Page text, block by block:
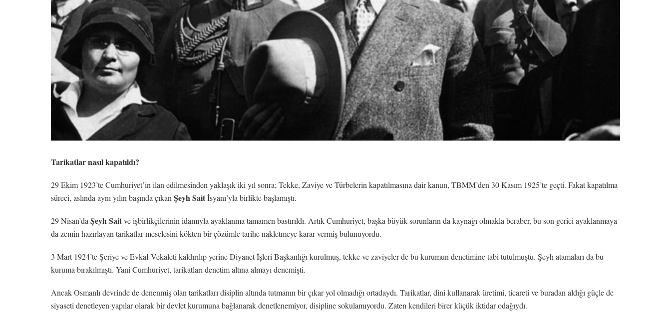
Tarikatlar nasıl kapatıldı?
29 Ekim 1923’te Cumhuriyet’in ilan edilmesinden yaklaşık iki yıl sonra; Tekke, Zaviye ve Türbelerin kapatılmasına dair kanun, TBMM’den 30 Kasım 1925’te geçti. Fakat kapatılma
süreci, aslında aynı yılın başında çıkan Şeyh Saitİsyanı’yla birlikte başlamıştı.
29 Nisan’da Şeyh Saitve işbirlikçilerinin idamıyla ayaklanma tamamen bastırıldı. Artık Cumhuriyet, başka büyük sorunların da kaynağı olmakla beraber, bu son gerici ayaklanmaya
da zemin hazırlayan tarikatlar meselesini kökten bir çözümle tarihe nakletmeye karar vermiş bulunuyordu.
3 Mart 1924’te Şeriye ve Evkaf Vekaleti kaldırılıp yerine Diyanet İşleri Başkanlığı kurulmuş, tekke ve zaviyeler de bu kurumun denetimine tabi tutulmuştu. Şeyh atamaları da bu
kuruma bırakılmıştı. Yani Cumhuriyet, tarikatları denetim altına almayı denemişti.
Ancak Osmanlı devrinde de denenmiş olan tarikatları disiplin altında tutmanın bir çıkar yol olmadığı ortadaydı. Tarikatlar, dini kullanarak üretimi, ticareti ve buradan aldığı güçle de
siyaseti denetleyen yapılar olarak bir devlet kurumuna bağlanarak denetlenemiyor, disipline sokulamıyordu. Zaten kendileri birer küçük iktidar odağıydı.